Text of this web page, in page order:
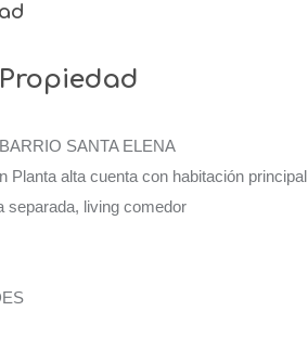
SANTA ELENA
Planta alta cuenta con habitación principal
separada, living comedor